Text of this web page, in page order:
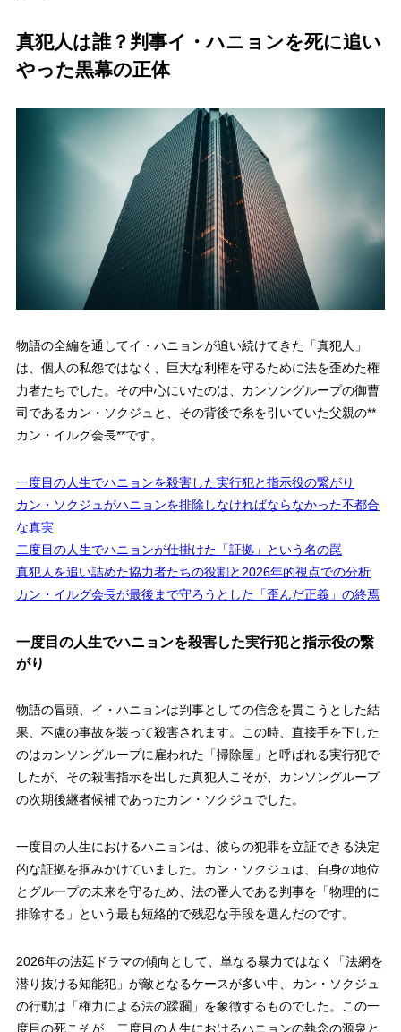
真犯人は誰？判事イ・ハニョンを死に追い
やった黒幕の正体
物語の全編を通してイ・ハニョンが追い続けてきた「真犯人」
は、個人の私怨ではなく、巨大な利権を守るために法を歪めた権
力者たちでした。その中心にいたのは、カンソングループの御曹
司であるカン・ソクジュと、その背後で糸を引いていた父親の**
カン・イルグ会長**です。
一度目の人生でハニョンを殺害した実行犯と指示役の繋がり
カン・ソクジュがハニョンを排除しなければならなかった不都合
な真実
二度目の人生でハニョンが仕掛けた「証拠」という名の罠
真犯人を追い詰めた協力者たちの役割と2026年的視点での分析
カン・イルグ会長が最後まで守ろうとした「歪んだ正義」の終焉
一度目の人生でハニョンを殺害した実行犯と指示役の繋
がり
物語の冒頭、イ・ハニョンは判事としての信念を貫こうとした結
果、不慮の事故を装って殺害されます。この時、直接手を下した
のはカンソングループに雇われた「掃除屋」と呼ばれる実行犯で
したが、その殺害指示を出した真犯人こそが、カンソングループ
の次期後継者候補であったカン・ソクジュでした。
一度目の人生におけるハニョンは、彼らの犯罪を立証できる決定
的な証拠を掴みかけていました。カン・ソクジュは、自身の地位
とグループの未来を守るため、法の番人である判事を「物理的に
排除する」という最も短絡的で残忍な手段を選んだのです。
2026年の法廷ドラマの傾向として、単なる暴力ではなく「法網を
潜り抜ける知能犯」が敵となるケースが多い中、カン・ソクジュ
の行動は「権力による法の蹂躙」を象徴するものでした。この一
度目の死こそが、二度目の人生におけるハニョンの執念の源泉と